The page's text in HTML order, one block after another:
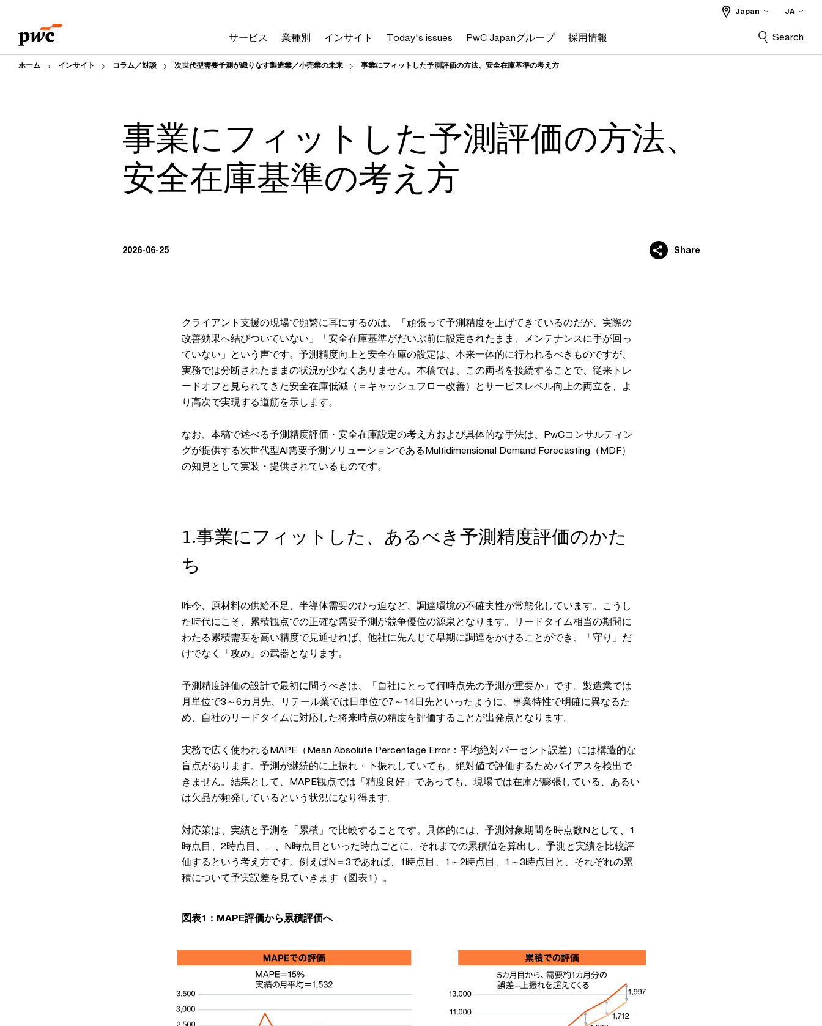
content
footer
サービス 業種別 インサイト Today's issues PwC Japanグループ 採用情報
Japan JA
Search
ホーム インサイト コラム／対談 次世代型需要予測が織りなす製造業／小売業の未来 事業にフィットした予測評価の方法、安全在庫基準の考え方
事業にフィットした予測評価の方法、
安全在庫基準の考え方
2026-06-25 Share
クライアント支援の現場で頻繁に耳にするのは、「頑張って予測精度を上げてきているのだが、実際の
改善効果へ結びついていない」「安全在庫基準がだいぶ前に設定されたまま、メンテナンスに手が回っ
ていない」という声です。予測精度向上と安全在庫の設定は、本来一体的に行われるべきものですが、
実務では分断されたままの状況が少なくありません。本稿では、この両者を接続することで、従来トレ
ードオフと見られてきた安全在庫低減（＝キャッシュフロー改善）とサービスレベル向上の両立を、よ
り高次で実現する道筋を示します。
なお、本稿で述べる予測精度評価・安全在庫設定の考え方および具体的な手法は、PwCコンサルティン
グが提供する次世代型AI需要予測ソリューションであるMultidimensional Demand Forecasting（MDF）
の知見として実装・提供されているものです。
1.事業にフィットした、あるべき予測精度評価のかた
ち
昨今、原材料の供給不足、半導体需要のひっ迫など、調達環境の不確実性が常態化しています。こうし
た時代にこそ、累積観点での正確な需要予測が競争優位の源泉となります。リードタイム相当の期間に
わたる累積需要を高い精度で見通せれば、他社に先んじて早期に調達をかけることができ、「守り」だ
けでなく「攻め」の武器となります。
予測精度評価の設計で最初に問うべきは、「自社にとって何時点先の予測が重要か」です。製造業では
月単位で3～6カ月先、リテール業では日単位で7～14日先といったように、事業特性で明確に異なるた
め、自社のリードタイムに対応した将来時点の精度を評価することが出発点となります。
実務で広く使われるMAPE（Mean Absolute Percentage Error：平均絶対パーセント誤差）には構造的な
盲点があります。予測が継続的に上振れ・下振れしていても、絶対値で評価するためバイアスを検出で
きません。結果として、MAPE観点では「精度良好」であっても、現場では在庫が膨張している、あるい
は欠品が頻発しているという状況になり得ます。
対応策は、実績と予測を「累積」で比較することです。具体的には、予測対象期間を時点数Nとして、1
時点目、2時点目、…、N時点目といった時点ごとに、それまでの累積値を算出し、予測と実績を比較評
価するという考え方です。例えばN＝3であれば、1時点目、1～2時点目、1～3時点目と、それぞれの累
積について予実誤差を見ていきます（図表1）。
図表1：MAPE評価から累積評価へ